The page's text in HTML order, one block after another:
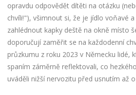
opravdu odpovědět dítěti na otázku
chvíli!"), všimnout si, že je jídlo voňavé
zahlédnout kapky deště na okně místo
doporučují zaměřit se na každodenní
průzkumu z roku 2023 v Německu lidé,
spaním záměrně reflektovali, co
uváděli nižší nervozitu před usnutím až